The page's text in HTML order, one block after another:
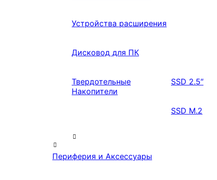
Устройства расширения
Дисковод для ПК
Твердотельные
Накопители
SSD 2.5″
SSD M.2
Периферия и Аксессуары